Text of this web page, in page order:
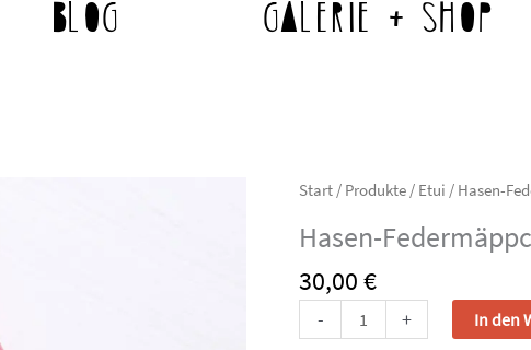
Blog Galerie + Shop
Start / Produkte / Etui / Hasen-
Hasen-
30,00€
-
Federmäppchen
+ In den